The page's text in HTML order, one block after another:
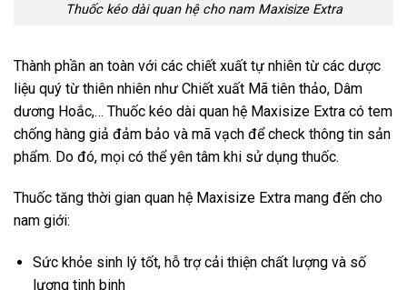
Thuốc kéo dài quan hệ cho nam Maxisize Extra
Thành phần an toàn với các chiết xuất tự nhiên từ các dược
liệu quý từ thiên nhiên như Chiết xuất Mã tiên thảo, Dâm
dương Hoắc,… Thuốc kéo dài quan hệ Maxisize Extra có tem
chống hàng giả đảm bảo và mã vạch để check thông tin sản
phẩm. Do đó, mọi có thể yên tâm khi sử dụng thuốc.
Thuốc tăng thời gian quan hệ Maxisize Extra mang đến cho
nam giới:
Sức khỏe sinh lý tốt, hỗ trợ cải thiện chất lượng và số
lượng tinh binh